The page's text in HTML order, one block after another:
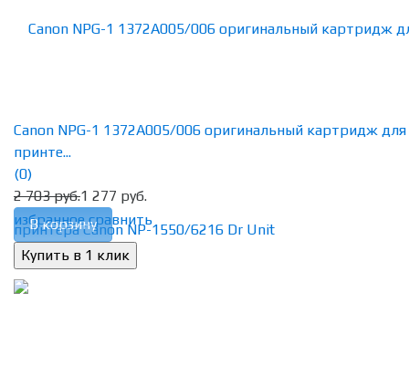
избранное сравнить
Canon NPG-1 1372A005/006 оригинальный картридж для
принте...
(0)
2 703 руб.1 277 руб.
В корзину